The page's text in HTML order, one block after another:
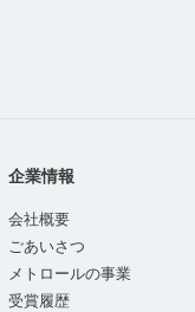
企業情報
会社概要
ごあいさつ
メトロールの事業
受賞履歴